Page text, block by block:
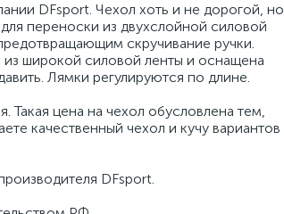
DFsport. Чехол хоть и не дорогой, но
переноски из двухслойной силовой
скручивание ручки.
широкой силовой ленты и оснащена
Лямки регулируются по длине.
Такая цена на чехол обусловлена тем,
качественный чехол и кучу вариантов
DFsport.